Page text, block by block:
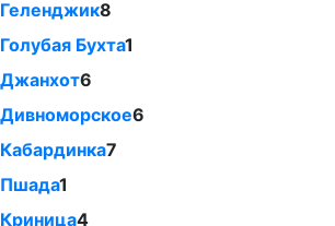
Геленджик8
Голубая Бухта1
Джанхот6
Дивноморское6
Кабардинка7
Пшада1
Криница4